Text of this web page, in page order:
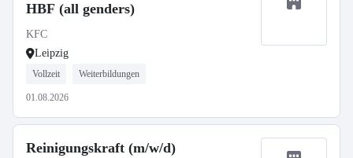
HBF (all genders)
KFC
Leipzig
Vollzeit Weiterbildungen
01.08.2026
Reinigungskraft (m/w/d)